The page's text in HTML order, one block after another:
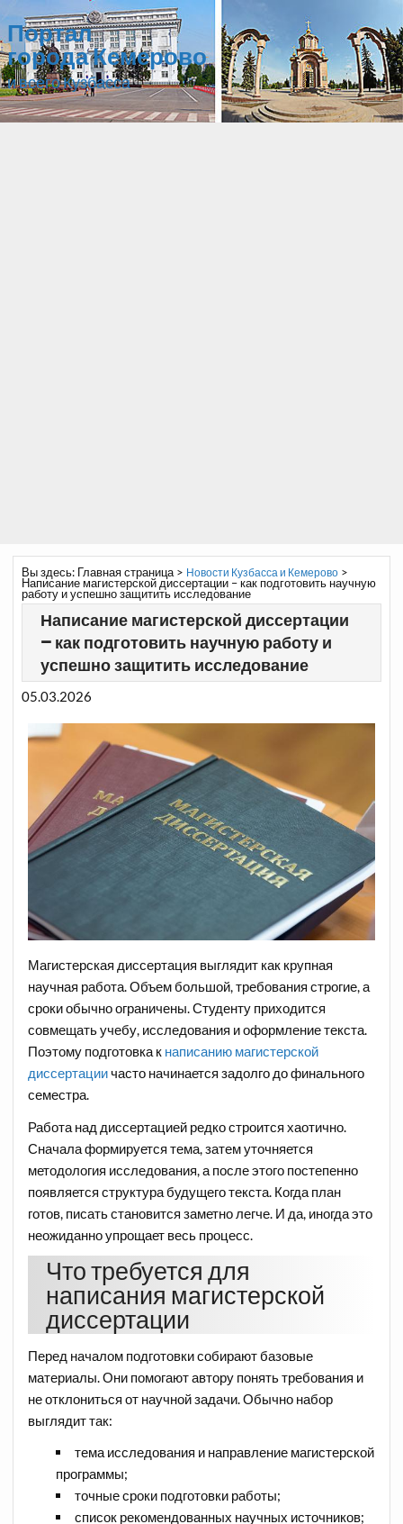
Портал
города Кемерово
и всего Кузбасса
Вы здесь: Главная страница> Новости Кузбасса и Кемерово>
Написание магистерской диссертации – как подготовить научную
работу и успешно защитить исследование
Написание магистерской диссертации
– как подготовить научную работу и
успешно защитить исследование
05.03.2026
Магистерская диссертация выглядит как крупная
научная работа. Объем большой, требования строгие, а
сроки обычно ограничены. Студенту приходится
совмещать учебу, исследования и оформление текста.
Поэтому подготовка к написанию магистерской
диссертациичасто начинается задолго до финального
семестра.
Работа над диссертацией редко строится хаотично.
Сначала формируется тема, затем уточняется
методология исследования, а после этого постепенно
появляется структура будущего текста. Когда план
готов, писать становится заметно легче. И да, иногда это
неожиданно упрощает весь процесс.
Что требуется для
написания магистерской
диссертации
Перед началом подготовки собирают базовые
материалы. Они помогают автору понять требования и
не отклониться от научной задачи. Обычно набор
выглядит так:
тема исследования и направление магистерской
программы;
точные сроки подготовки работы;
список рекомендованных научных источников;